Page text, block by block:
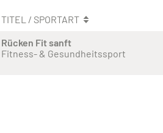
TITEL / SPORTART
Rücken Fit sanft
Fitness- & Gesundheitssport